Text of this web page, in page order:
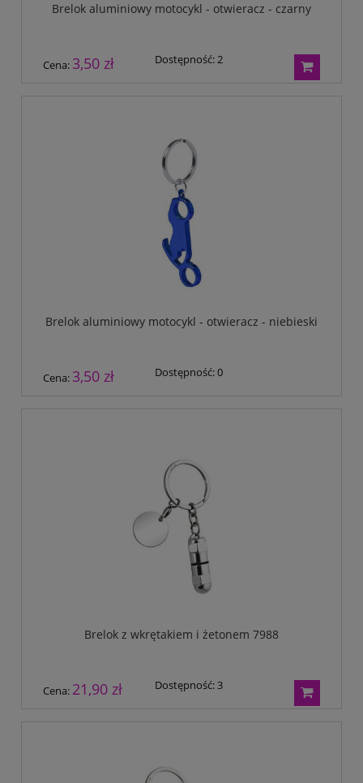
Brelok aluminiowy motocykl - otwieracz - czarny
Cena: 3,50 zł Dostępność:2
Brelok aluminiowy motocykl - otwieracz - niebieski
Cena: 3,50 zł Dostępność:0
Brelok z wkrętakiem i żetonem 7988
Cena: 21,90 zł Dostępność:3